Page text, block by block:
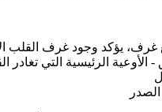
يؤكد وجود غرف القلب
الأوعية الرئيسية التي تغادر